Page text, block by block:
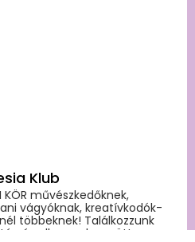
Klub
KÖR művészkedőknek,
vágyóknak, kreatívkodók-
többeknek! Találkozzunk
és alkossunk együtt egy